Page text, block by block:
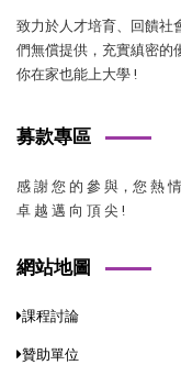
致力於人才培育、回饋社
們無償提供，充實縝密的
你在家也能上大學 !
募款專區
感 謝 您 的 參 與，您 熱
卓 越 邁 向 頂 尖 !
網站地圖
課程討論
贊助單位